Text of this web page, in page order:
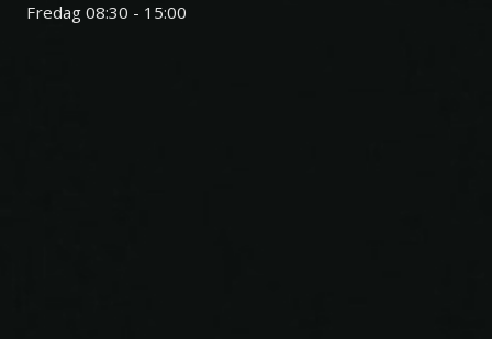
Fredag 08:30 - 15:00